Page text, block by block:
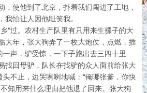
，使他到了北京，扑着我们闯进了工地，
我怕让人因他耻笑我。
”过。农村生产队里有只用来生骡子的大
大年，张大狗弄了一枚大炮仗，点燃，插
一声，驴受惊，一下子跑出去三四十里
找回母驴，队长在找驴的众人面前给张大
头不止，边哭咧咧地喊：“俺哪张爹，你快
知用来什么理由把他退了回来。张大狗